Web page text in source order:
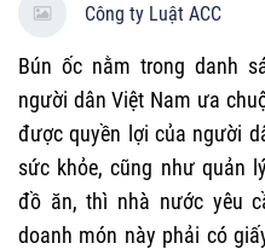
Công ty Luật ACC
Bún ốc nằm trong danh
người dân Việt Nam ưa
được quyền lợi của người
sức khỏe, cũng như quản
đồ ăn, thì nhà nước yêu
doanh món này phải có